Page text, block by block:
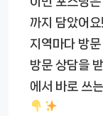
까지 담았어요!
지역마다 방
방문 상담을
에서 바로 쓰